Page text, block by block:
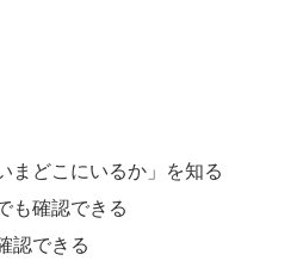
まどこにいるか」を知る
も確認できる
認できる